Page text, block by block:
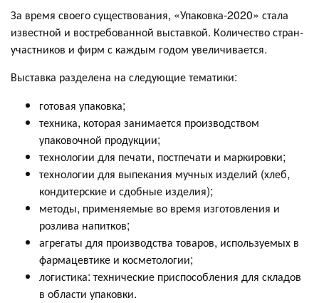
За время своего существования, «Упаковка-2020» стала
известной и востребованной выставкой. Количество стран-
участников и фирм с каждым годом увеличивается.
Выставка разделена на следующие тематики:
готовая упаковка;
техника, которая занимается производством
упаковочной продукции;
технологии для печати, постпечати и маркировки;
технологии для выпекания мучных изделий (хлеб,
кондитерские и сдобные изделия);
методы, применяемые во время изготовления и
розлива напитков;
агрегаты для производства товаров, используемых в
фармацевтике и косметологии;
логистика: технические приспособления для складов
в области упаковки.